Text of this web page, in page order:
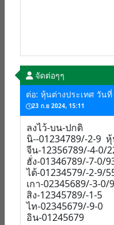
จัดต่อๆๆ
ต่อ: หุ้นต่างประเทศ วัน
23 ก.ย 2024, 15:11
ลงไว้-บน-ปกติ
นิ--01234789/-2-9
จีน-12356789/-4-0/
ฮั่ง-01346789/-7-0/
ไต้-01234579/-2-9/
เกา-02345689/-3-0/
สิง-12345789/-1-5
ไท-02345679/-9-0
อิน-01245679